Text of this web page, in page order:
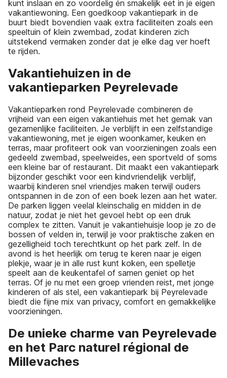
kunt inslaan en zo voordelig én smakelijk eet in je eigen
vakantiewoning. Een goedkoop vakantiepark in de
buurt biedt bovendien vaak extra faciliteiten zoals een
speeltuin of klein zwembad, zodat kinderen zich
uitstekend vermaken zonder dat je elke dag ver hoeft
te rijden.
Vakantiehuizen in de
vakantieparken Peyrelevade
Vakantieparken rond Peyrelevade combineren de
vrijheid van een eigen vakantiehuis met het gemak van
gezamenlijke faciliteiten. Je verblijft in een zelfstandige
vakantiewoning, met je eigen woonkamer, keuken en
terras, maar profiteert ook van voorzieningen zoals een
gedeeld zwembad, speelweides, een sportveld of soms
een kleine bar of restaurant. Dit maakt een vakantiepark
bijzonder geschikt voor een kindvriendelijk verblijf,
waarbij kinderen snel vriendjes maken terwijl ouders
ontspannen in de zon of een boek lezen aan het water.
De parken liggen veelal kleinschalig en midden in de
natuur, zodat je niet het gevoel hebt op een druk
complex te zitten. Vanuit je vakantiehuisje loop je zo de
bossen of velden in, terwijl je voor praktische zaken en
gezelligheid toch terechtkunt op het park zelf. In de
avond is het heerlijk om terug te keren naar je eigen
plekje, waar je in alle rust kunt koken, een spelletje
speelt aan de keukentafel of samen geniet op het
terras. Of je nu met een groep vrienden reist, met jonge
kinderen of als stel, een vakantiepark bij Peyrelevade
biedt die fijne mix van privacy, comfort en gemakkelijke
voorzieningen.
De unieke charme van Peyrelevade
en het Parc naturel régional de
Millevaches